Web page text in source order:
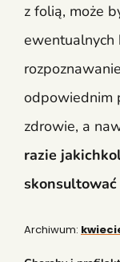
z folią, może
ewentualnych
odpowiednim
zdrowie, a
razie
Archiwum: